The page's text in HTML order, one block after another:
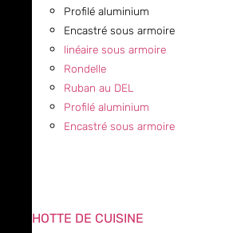
Profilé aluminium
Encastré sous armoire
linéaire sous armoire
Rondelle
Ruban au DEL
Profilé aluminium
Encastré sous armoire
HOTTE DE CUISINE